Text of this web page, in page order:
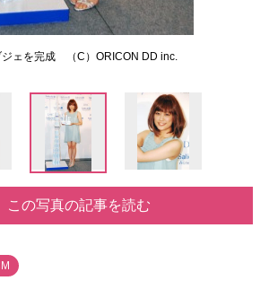
ジェを完成 （C）ORICON DD inc.
この写真の記事を読む